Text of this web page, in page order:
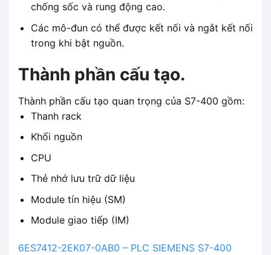
chống sốc và rung động cao.
Các mô-đun có thể được kết nối và ngắt kết nối
trong khi bật nguồn.
Thành phần cấu tạo.
Thành phần cấu tạo quan trọng của S7-400 gồm:
Thanh rack
Khối nguồn
CPU
Thẻ nhớ lưu trữ dữ liệu
Module tín hiệu (SM)
Module giao tiếp (IM)
6ES7412-2EK07-0AB0 – PLC SIEMENS S7-400